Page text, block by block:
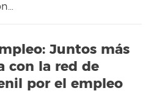
Juntos más
con la red de
por el empleo